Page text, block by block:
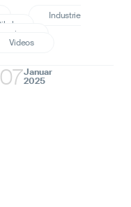
07Januar
2025